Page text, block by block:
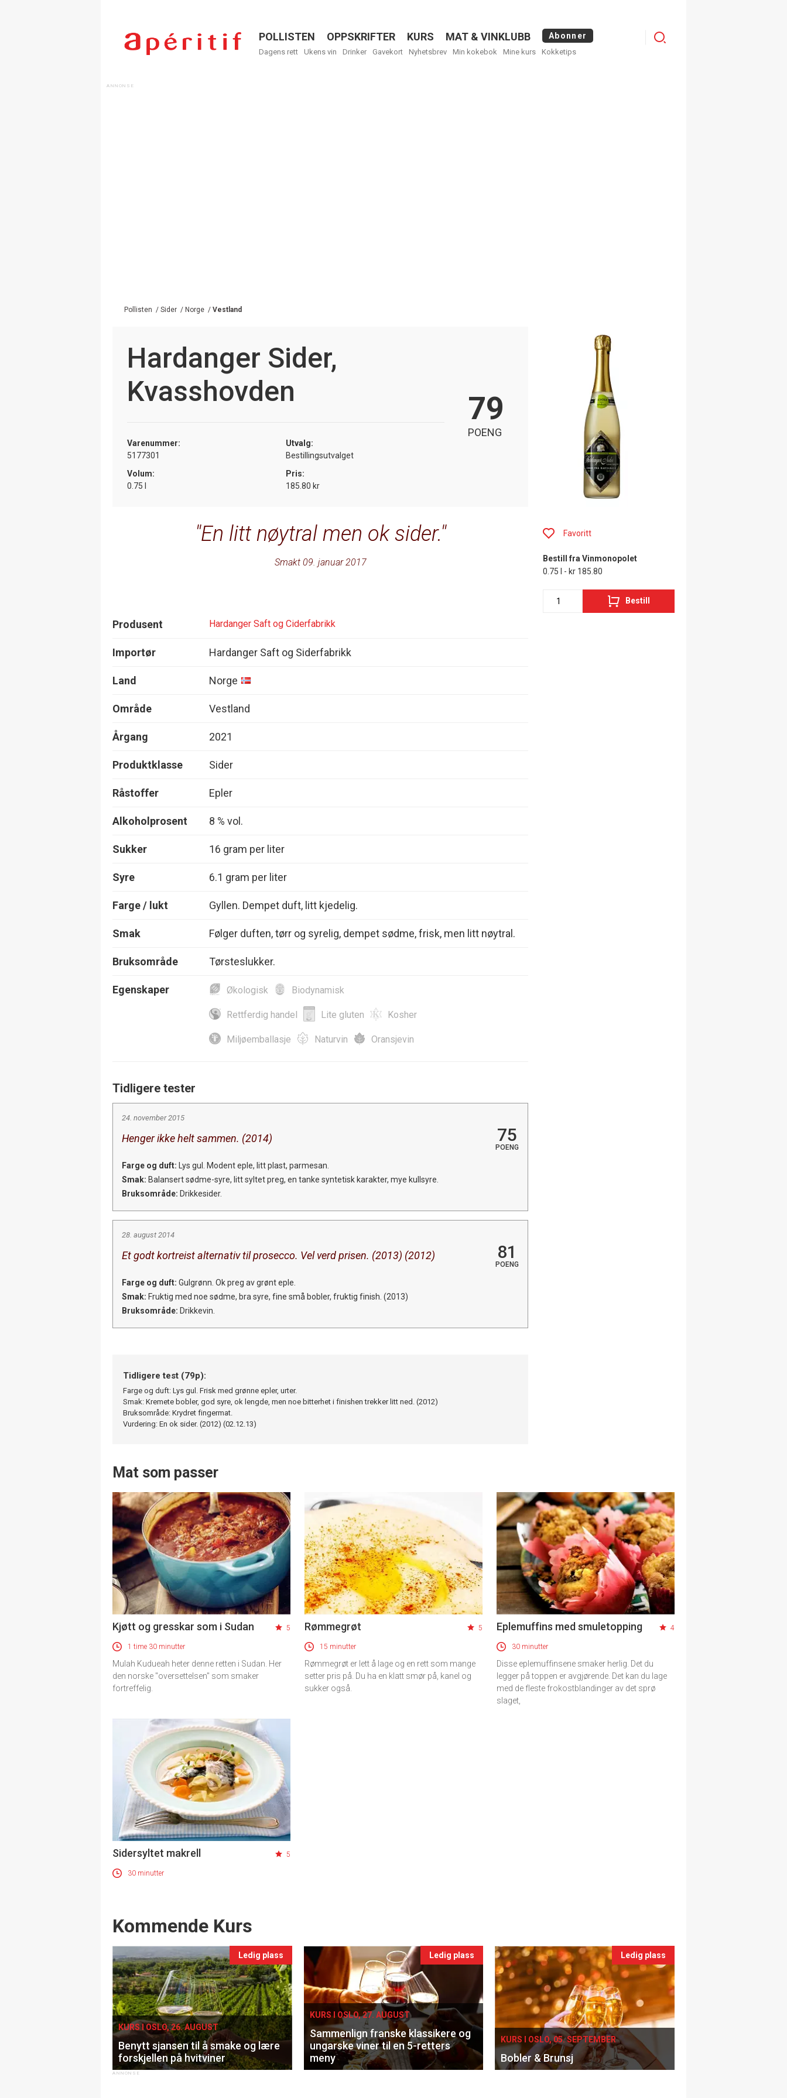
Menu
POLLISTEN OPPSKRIFTER KURS MAT & VINKLUBB Abonner
Dagens rett Ukens vin Drinker Gavekort Nyhetsbrev Min kokebok Mine kurs Kokketips
Menu
Pollisten / Sider / Norge / Vestland
Hardanger Sider,
Kvasshovden
Varenummer:
5177301
Utvalg:
Bestillingsutvalget
Volum:
0.75 l
Pris:
185.80 kr
79
POENG
En litt nøytral men ok sider.
Smakt 09. januar 2017
Produsent Hardanger Saft og Ciderfabrikk
Importør Hardanger Saft og Siderfabrikk
Land Norge
Område Vestland
Årgang 2021
Produktklasse Sider
Råstoffer Epler
Alkoholprosent 8 % vol.
Sukker 16 gram per liter
Syre 6.1 gram per liter
Farge / lukt Gyllen. Dempet duft, litt kjedelig.
Smak Følger duften, tørr og syrelig, dempet sødme, frisk, men litt nøytral.
Bruksområde Tørsteslukker.
Egenskaper Økologisk Biodynamisk
Rettferdig handel Lite gluten Kosher
Miljøemballasje Naturvin Oransjevin
Tidligere tester
24. november 2015
Henger ikke helt sammen. (2014) 75
POENG
Farge og duft: Lys gul. Modent eple, litt plast, parmesan.
Smak: Balansert sødme-syre, litt syltet preg, en tanke syntetisk karakter, mye kullsyre.
Bruksområde: Drikkesider.
28. august 2014
Et godt kortreist alternativ til prosecco. Vel verd prisen. (2013) (2012) 81
POENG
Farge og duft: Gulgrønn. Ok preg av grønt eple.
Smak: Fruktig med noe sødme, bra syre, fine små bobler, fruktig finish. (2013)
Bruksområde: Drikkevin.
Tidligere test (79p):
Farge og duft: Lys gul. Frisk med grønne epler, urter.
Smak: Kremete bobler, god syre, ok lengde, men noe bitterhet i finishen trekker litt ned. (2012)
Bruksområde: Krydret fingermat.
Vurdering: En ok sider. (2012) (02.12.13)
Favoritt
Bestill fra Vinmonopolet
0.75 l - kr 185.80
Bestill
Mat som passer
Kjøtt og gresskar som i Sudan 5
1 time 30 minutter
Mulah Kudueah heter denne retten i Sudan. Her
den norske "oversettelsen" som smaker
fortreffelig.
Rømmegrøt 5
15 minutter
Rømmegrøt er lett å lage og en rett som mange
setter pris på. Du ha en klatt smør på, kanel og
sukker også.
Eplemuffins med smuletopping 4
30 minutter
Disse eplemuffinsene smaker herlig. Det du
legger på toppen er avgjørende. Det kan du lage
med de fleste frokostblandinger av det sprø
slaget,
Sidersyltet makrell 5
30 minutter
Events
Kommende Kurs
Ledig plass
KURS I OSLO, 26. AUGUST
Benytt sjansen til å smake og lære
forskjellen på hvitviner
Ledig plass
KURS I OSLO, 27. AUGUST
Sammenlign franske klassikere og
ungarske viner til en 5-retters
meny
Ledig plass
KURS I OSLO, 05. SEPTEMBER
Bobler & Brunsj